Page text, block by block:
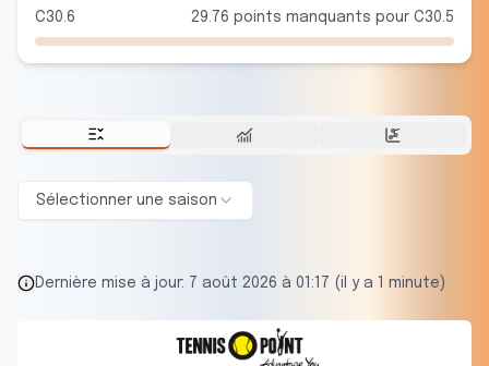
C30.6 29.76 points manquants pour C30.5
Sélectionner une saison
Dernière mise à jour: 7 août 2026 à 01:17 (il y a 1 minute)